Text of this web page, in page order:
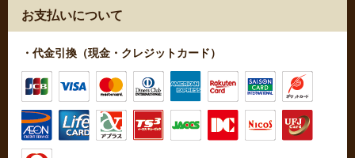
お支払いについて
・代金引換（現金・クレジットカード）